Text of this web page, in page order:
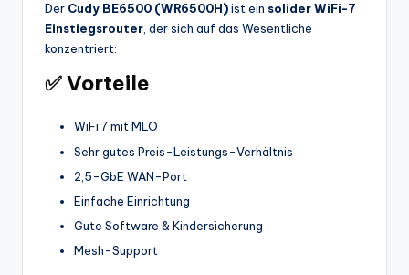
Der Cudy BE6500 (WR6500H)ist ein solider WiFi-7
Einstiegsrouter, der sich auf das Wesentliche
konzentriert:
✅ Vorteile
WiFi 7 mit MLO
Sehr gutes Preis-Leistungs-Verhältnis
2,5-GbE WAN-Port
Einfache Einrichtung
Gute Software & Kindersicherung
Mesh-Support